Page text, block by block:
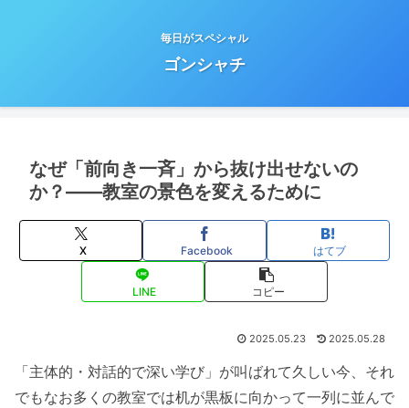
毎日がスペシャル
ゴンシャチ
なぜ「前向き一斉」から抜け出せないの
か？——教室の景色を変えるために
X Facebook はてブ
LINE コピー
2025.05.23 2025.05.28
「主体的・対話的で深い学び」が叫ばれて久しい今、それ
でもなお多くの教室では机が黒板に向かって一列に並んで